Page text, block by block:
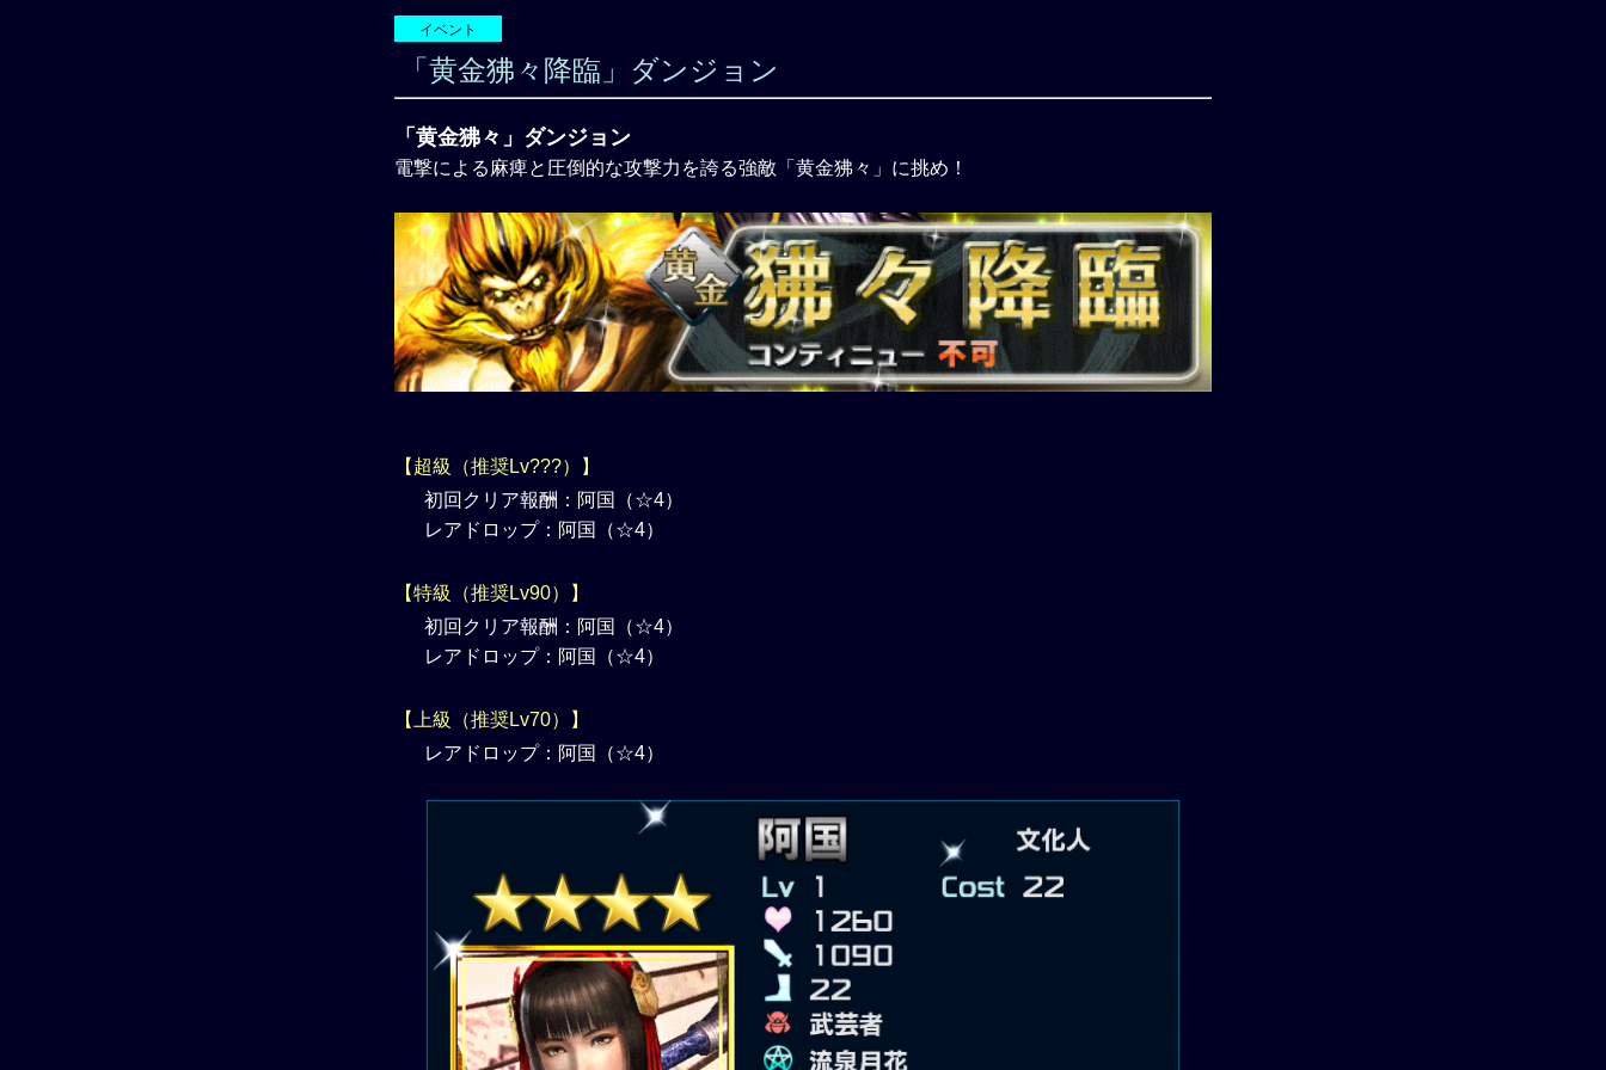
イベント
「黄金狒々降臨」ダンジョン
「黄金狒々」ダンジョン
電撃による麻痺と圧倒的な攻撃力を誇る強敵「黄金狒々」に挑め！
【超級（推奨Lv???）】
初回クリア報酬：阿国（☆4）
レアドロップ：阿国（☆4）
【特級（推奨Lv90）】
初回クリア報酬：阿国（☆4）
レアドロップ：阿国（☆4）
【上級（推奨Lv70）】
レアドロップ：阿国（☆4）